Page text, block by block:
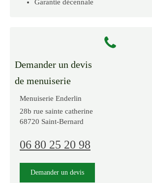
Garantie décennale
Demander un devis
de menuiserie
Menuiserie Enderlin
28b rue sainte catherine
68720 Saint-Bernard
06 80 25 20 98
Demander un devis